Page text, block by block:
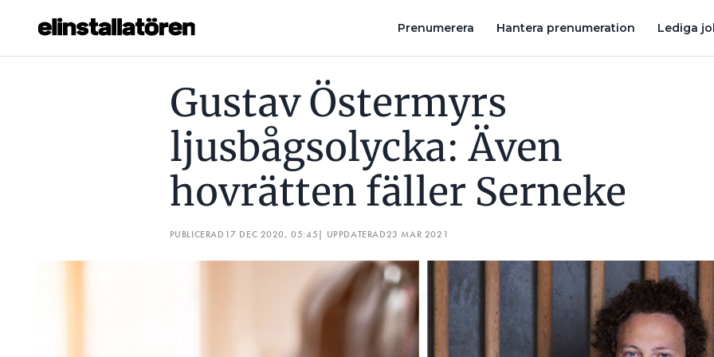
Prenumerera Hantera prenumeration Lediga
Hantera prenumeration
Läs E-tidningen
Gustav Östermyrs
ljusbågsolycka: Även
hovrätten fäller Serneke
PUBLICERAD 17 DEC 2020, 05:45| UPPDATERAD23 MAR 2021
GUSTAV ÖSTERMYRS LJUSBÅGSOLYCKA: ÄVEN HOVRÄTTEN FÄLLER SERNEKE SPÄNNINGSSATT ELEMENT ELCHOCKADE